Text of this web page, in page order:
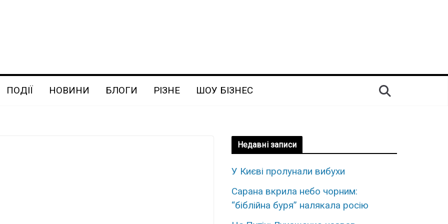
ПОДІЇ НОВИНИ БЛОГИ РІЗНЕ ШОУ БІЗНЕС
Недавні записи
У Києві пролунали вибухи
Сарана вкрила небо чорним:
“біблійна буря” налякала росію